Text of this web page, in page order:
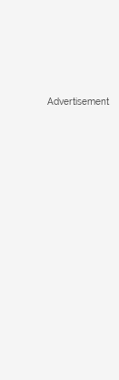
Advertisement